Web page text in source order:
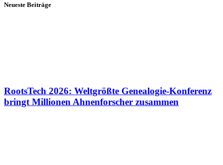
Neueste Beiträge
RootsTech 2026: Weltgrößte Genealogie-Konferenz
bringt Millionen Ahnenforscher zusammen